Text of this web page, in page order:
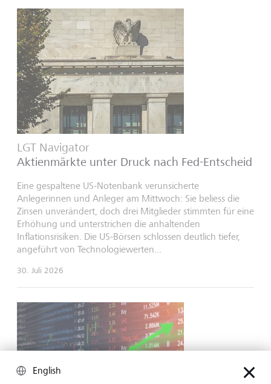
LGT Navigator
Aktienmärkte unter Druck nach Fed-Entscheid
Eine gespaltene US-Notenbank verunsicherte
Anlegerinnen und Anleger am Mittwoch: Sie beliess die
Zinsen unverändert, doch drei Mitglieder stimmten für eine
Erhöhung und unterstrichen die anhaltenden
Inflationsrisiken. Die US-Börsen schlossen deutlich tiefer,
angeführt von Technologiewerten...
30. Juli 2026
English